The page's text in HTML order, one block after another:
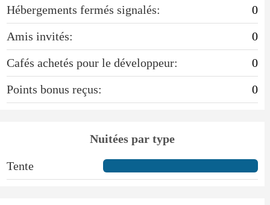
Hébergements fermés signalés:
0
Amis invités:
0
Cafés achetés pour le développeur:
0
Points bonus reçus:
0
Nuitées par type
Tente